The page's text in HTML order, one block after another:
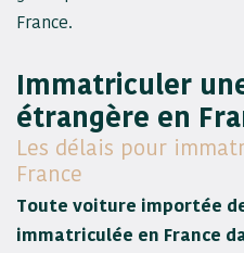
France.
Immatriculer
étrangère en
Les délais pour
France
Toute voiture importée
immatriculée en France